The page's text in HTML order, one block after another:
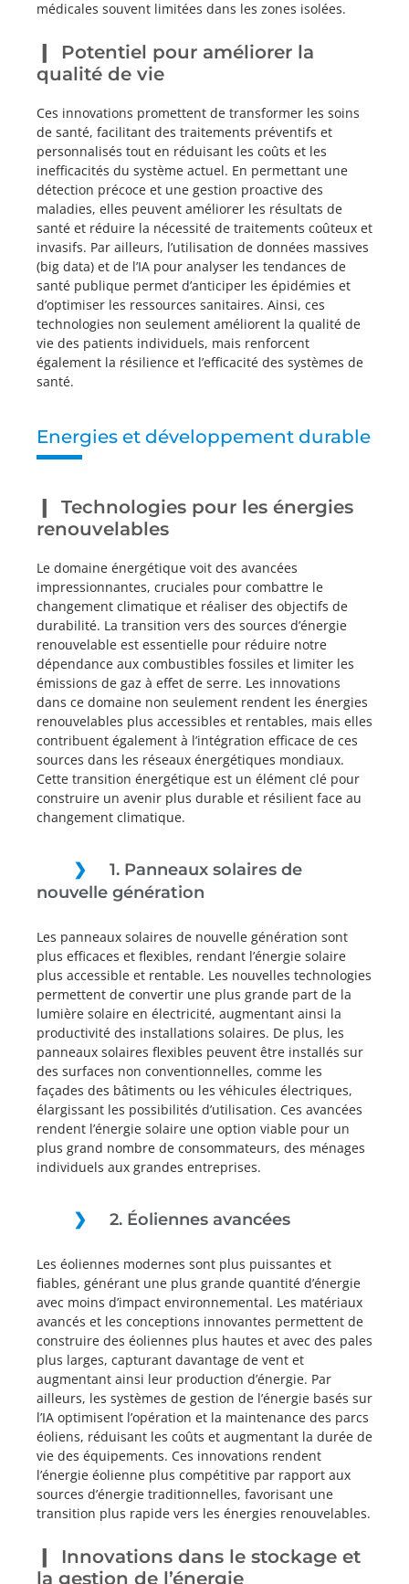
médicales souvent limitées dans les zones isolées.
Potentiel pour améliorer la
qualité de vie
Ces innovations promettent de transformer les soins
de santé, facilitant des traitements préventifs et
personnalisés tout en réduisant les coûts et les
inefficacités du système actuel. En permettant une
détection précoce et une gestion proactive des
maladies, elles peuvent améliorer les résultats de
santé et réduire la nécessité de traitements coûteux et
invasifs. Par ailleurs, l’utilisation de données massives
(big data) et de l’IA pour analyser les tendances de
santé publique permet d’anticiper les épidémies et
d’optimiser les ressources sanitaires. Ainsi, ces
technologies non seulement améliorent la qualité de
vie des patients individuels, mais renforcent
également la résilience et l’efficacité des systèmes de
santé.
Energies et développement durable
Technologies pour les énergies
renouvelables
Le domaine énergétique voit des avancées
impressionnantes, cruciales pour combattre le
changement climatique et réaliser des objectifs de
durabilité. La transition vers des sources d’énergie
renouvelable est essentielle pour réduire notre
dépendance aux combustibles fossiles et limiter les
émissions de gaz à effet de serre. Les innovations
dans ce domaine non seulement rendent les énergies
renouvelables plus accessibles et rentables, mais elles
contribuent également à l’intégration efficace de ces
sources dans les réseaux énergétiques mondiaux.
Cette transition énergétique est un élément clé pour
construire un avenir plus durable et résilient face au
changement climatique.
1. Panneaux solaires de
nouvelle génération
Les panneaux solaires de nouvelle génération sont
plus efficaces et flexibles, rendant l’énergie solaire
plus accessible et rentable. Les nouvelles technologies
permettent de convertir une plus grande part de la
lumière solaire en électricité, augmentant ainsi la
productivité des installations solaires. De plus, les
panneaux solaires flexibles peuvent être installés sur
des surfaces non conventionnelles, comme les
façades des bâtiments ou les véhicules électriques,
élargissant les possibilités d’utilisation. Ces avancées
rendent l’énergie solaire une option viable pour un
plus grand nombre de consommateurs, des ménages
individuels aux grandes entreprises.
2. Éoliennes avancées
Les éoliennes modernes sont plus puissantes et
fiables, générant une plus grande quantité d’énergie
avec moins d’impact environnemental. Les matériaux
avancés et les conceptions innovantes permettent de
construire des éoliennes plus hautes et avec des pales
plus larges, capturant davantage de vent et
augmentant ainsi leur production d’énergie. Par
ailleurs, les systèmes de gestion de l’énergie basés sur
l’IA optimisent l’opération et la maintenance des parcs
éoliens, réduisant les coûts et augmentant la durée de
vie des équipements. Ces innovations rendent
l’énergie éolienne plus compétitive par rapport aux
sources d’énergie traditionnelles, favorisant une
transition plus rapide vers les énergies renouvelables.
Innovations dans le stockage et
la gestion de l’énergie